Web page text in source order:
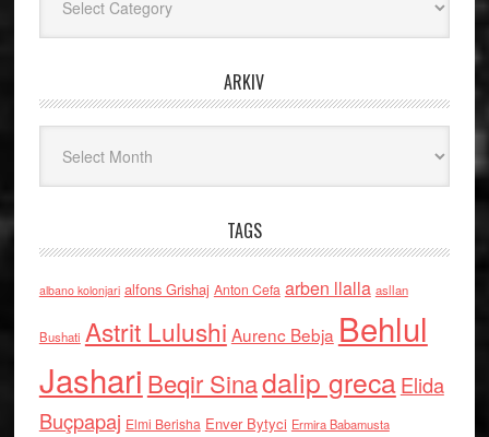
ARKIV
TAGS
albano kolonjari alfons Grishaj Anton Cefa arben llalla asllan
Bushati Astrit Lulushi Aurenc Bebja Behlul
Jashari Beqir Sinadalip grecaElida
Buçpapaj Elmi Berisha Enver Bytyci Ermira Babamusta